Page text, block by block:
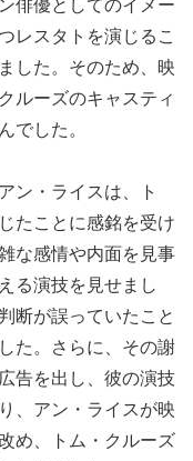
俳優としてのイメー
レスタトを演じるこ
した。そのため、映
ルーズのキャスティ
でした。
ン・ライスは、ト
たことに感銘を受け
な感情や内面を見事
る演技を見せまし
断が誤っていたこと
た。さらに、その謝
告を出し、彼の演技
、アン・ライスが映
め、トム・クルーズ